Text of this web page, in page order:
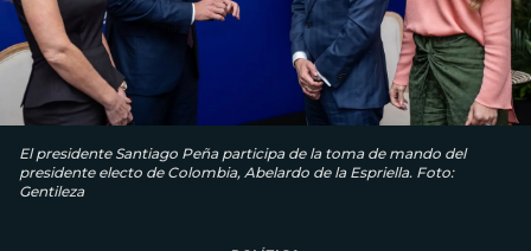
El presidente Santiago Peña participa de la toma de mando del
presidente electo de Colombia, Abelardo de la Espriella. Foto:
Gentileza